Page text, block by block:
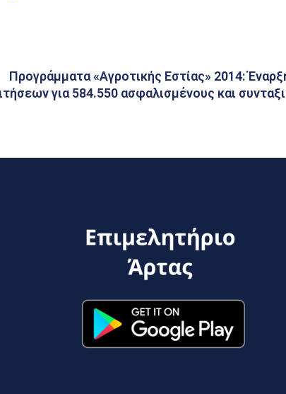
Προγράμματα «Αγροτικής Εστίας» 2014:
για 584.550 ασφαλισμένους και